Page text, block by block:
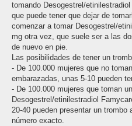
tomando Desogestrel/
que puede tener que dejar de
comenzar a tomar Desogestrel/
mg otra vez, que suele ser a las
de nuevo en pie.
Las posibilidades de tener un
- De 100.000 mujeres que no
embarazadas, unas 5-10 pueden
- De 100.000 mujeres que toman
Desogestrel/etinilestradiol
20-40 pueden presentar un trombo
número exacto.